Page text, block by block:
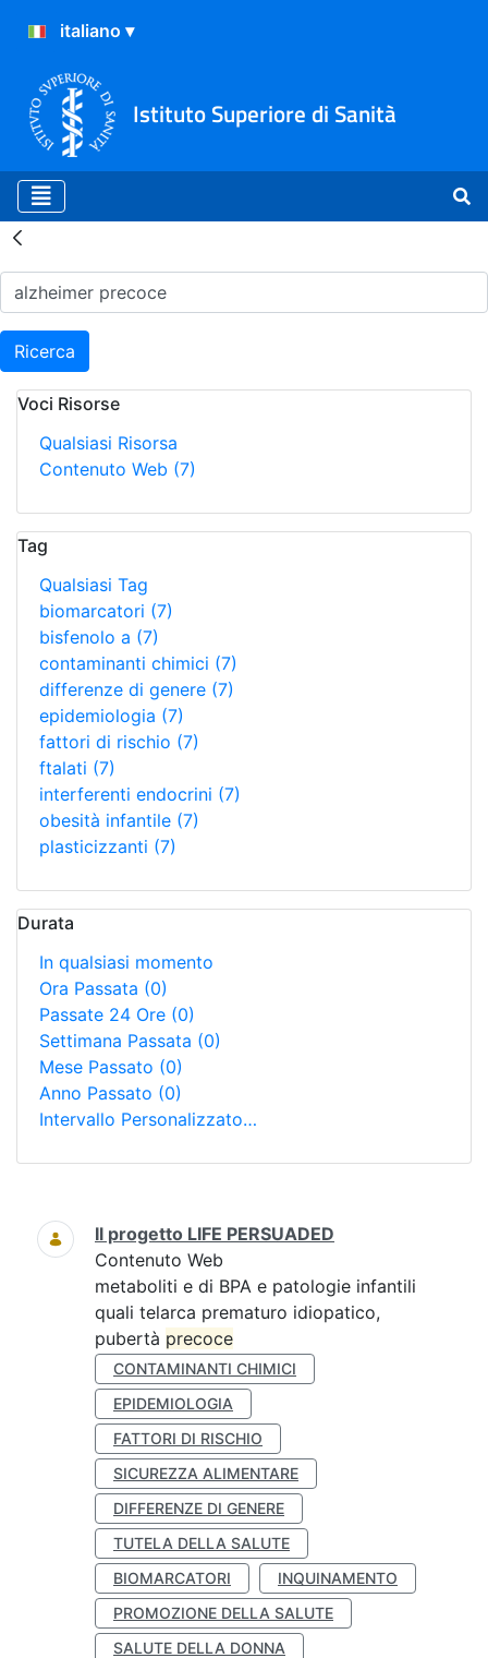
Istituto Superiore di Sanità
Risultati della Ricerca -
Ricerca
Voci Risorse
Qualsiasi Risorsa
Contenuto Web (7)
Tag
Qualsiasi Tag
biomarcatori (7)
bisfenolo a (7)
contaminanti chimici (7)
differenze di genere (7)
epidemiologia (7)
fattori di rischio (7)
ftalati (7)
interferenti endocrini (7)
obesità infantile (7)
plasticizzanti (7)
Durata
In qualsiasi momento
Ora Passata (0)
Passate 24 Ore (0)
Settimana Passata (0)
Mese Passato (0)
Anno Passato (0)
Intervallo Personalizzato…
Ricerca
Il progetto LIFE PERSUADED
Contenuto Web
metaboliti e di BPA e patologie infantili
quali telarca prematuro idiopatico,
pubertà precoce
CONTAMINANTI CHIMICI
EPIDEMIOLOGIA
FATTORI DI RISCHIO
SICUREZZA ALIMENTARE
DIFFERENZE DI GENERE
TUTELA DELLA SALUTE
BIOMARCATORI
INQUINAMENTO
PROMOZIONE DELLA SALUTE
SALUTE DELLA DONNA